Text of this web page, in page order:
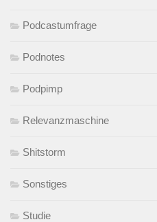
Podcastumfrage
Podnotes
Podpimp
Relevanzmaschine
Shitstorm
Sonstiges
Studie